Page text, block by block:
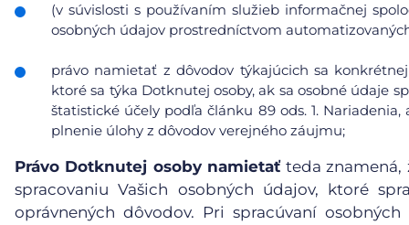
(v súvislosti s používaním služieb informačnej
osobných údajov prostredníctvom
právo namietať z dôvodov týkajúcich sa
ktoré sa týka Dotknutej osoby, ak sa osobné údaje
štatistické účely podľa článku 89 ods. 1.
plnenie úlohy z dôvodov verejného záujmu;
Právo Dotknutej osoby namietaťteda znamená,
spracovaniu Vašich osobných údajov, ktoré
oprávnených dôvodov. Pri spracúvaní